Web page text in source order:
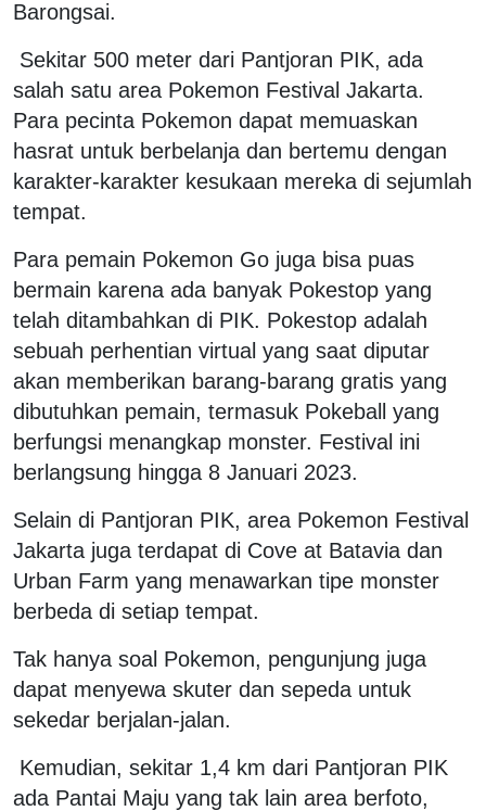
Barongsai.
Sekitar 500 meter dari Pantjoran PIK, ada
salah satu area Pokemon Festival Jakarta.
Para pecinta Pokemon dapat memuaskan
hasrat untuk berbelanja dan bertemu dengan
karakter-karakter kesukaan mereka di sejumlah
tempat.
Para pemain Pokemon Go juga bisa puas
bermain karena ada banyak Pokestop yang
telah ditambahkan di PIK. Pokestop adalah
sebuah perhentian virtual yang saat diputar
akan memberikan barang-barang gratis yang
dibutuhkan pemain, termasuk Pokeball yang
berfungsi menangkap monster. Festival ini
berlangsung hingga 8 Januari 2023.
Selain di Pantjoran PIK, area Pokemon Festival
Jakarta juga terdapat di Cove at Batavia dan
Urban Farm yang menawarkan tipe monster
berbeda di setiap tempat.
Tak hanya soal Pokemon, pengunjung juga
dapat menyewa skuter dan sepeda untuk
sekedar berjalan-jalan.
Kemudian, sekitar 1,4 km dari Pantjoran PIK
ada Pantai Maju yang tak lain area berfoto,